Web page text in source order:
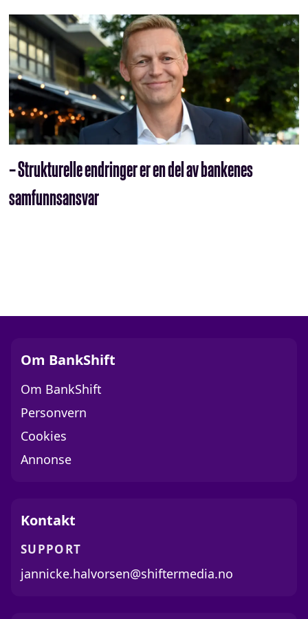
– Strukturelle endringer er en del av bankenes
samfunnsansvar
Om BankShift
Om BankShift
Personvern
Cookies
Annonse
Kontakt
SUPPORT
jannicke.halvorsen@shiftermedia.no